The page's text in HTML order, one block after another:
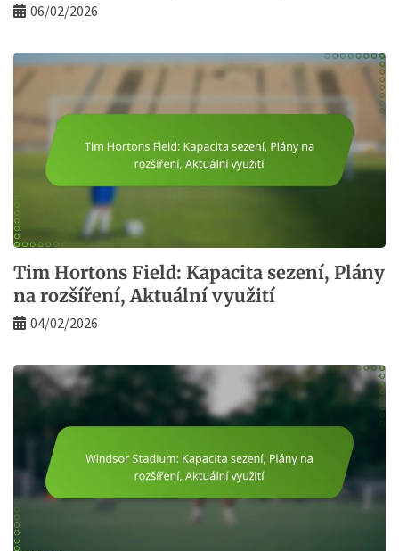
06/02/2026
Tim Hortons Field: Kapacita sezení, Plány
na rozšíření, Aktuální využití
04/02/2026